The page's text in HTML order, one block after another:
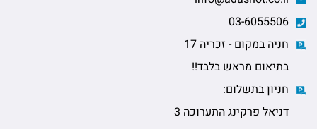
חניה במקום - זכריה 17
בתיאום מראש בלבד!!
חניון בתשלום:
דניאל פרקינג התערוכה 3